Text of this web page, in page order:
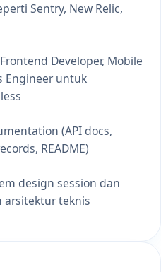
Sentry, New Relic,
Developer, Mobile
Engineer untuk
(API docs,
README)
design session dan
arsitektur teknis